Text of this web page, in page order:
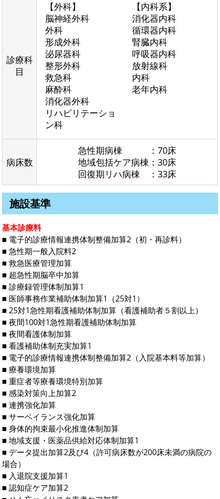
診療科
目
【外科】
脳神経外科
外科
形成外科
泌尿器科
整形外科
救急科
麻酔科
消化器外科
リハビリテーショ
ン科
【内科系】
消化器内科
循環器内科
腎臓内科
呼吸器内科
放射線科
内科
老年内科
病床数
急性期病棟 ：70床
地域包括ケア病棟：30床
回復期リハ病棟 ：33床
施設基準
基本診療料
■ 電子的診療情報連携体制整備加算2（初・再診料）
■ 急性期一般入院料2
■ 救急医療管理加算
■ 超急性期脳卒中加算
■ 診療録管理体制加算1
■ 医師事務作業補助体制加算1（25対1）
■ 25対1急性期看護補助体制加算（看護補助者５割以上）
■ 夜間100対1急性期看護補助体制加算
■ 夜間看護体制加算
■ 看護補助体制充実加算1
■ 電子的診療情報連携体制整備加算2（入院基本料等加算）
■ 療養環境加算
■ 重症者等療養環境特別加算
■ 感染対策向上加算2
■ 連携強化加算
■ サーベイランス強化加算
■ 身体的拘束最小化推進体制加算
■ 地域支援・医薬品供給対応体制加算1
■ データ提出加算2及び4（許可病床数が200床未満の病院の
場合）
■ 入退院支援加算1
■ 認知症ケア加算2